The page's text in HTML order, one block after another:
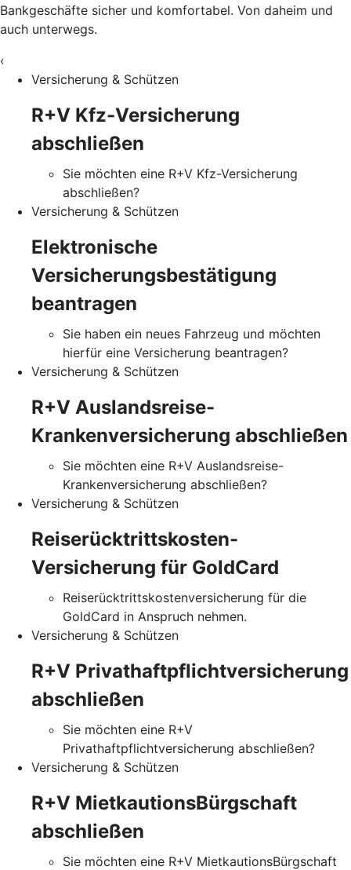
Bankgeschäfte sicher und komfortabel. Von daheim und
auch unterwegs.
‹
Versicherung & Schützen
R+V Kfz-Versicherung
abschließen
Sie möchten eine R+V Kfz-Versicherung
abschließen?
Versicherung & Schützen
Elektronische
Versicherungsbestätigung
beantragen
Sie haben ein neues Fahrzeug und möchten
hierfür eine Versicherung beantragen?
Versicherung & Schützen
R+V Auslandsreise-
Krankenversicherung abschließen
Sie möchten eine R+V Auslandsreise-
Krankenversicherung abschließen?
Versicherung & Schützen
Reiserücktrittskosten-
Versicherung für GoldCard
Reiserücktrittskostenversicherung für die
GoldCard in Anspruch nehmen.
Versicherung & Schützen
R+V Privathaftpflichtversicherung
abschließen
Sie möchten eine R+V
Privathaftpflichtversicherung abschließen?
Versicherung & Schützen
R+V MietkautionsBürgschaft
abschließen
Sie möchten eine R+V MietkautionsBürgschaft